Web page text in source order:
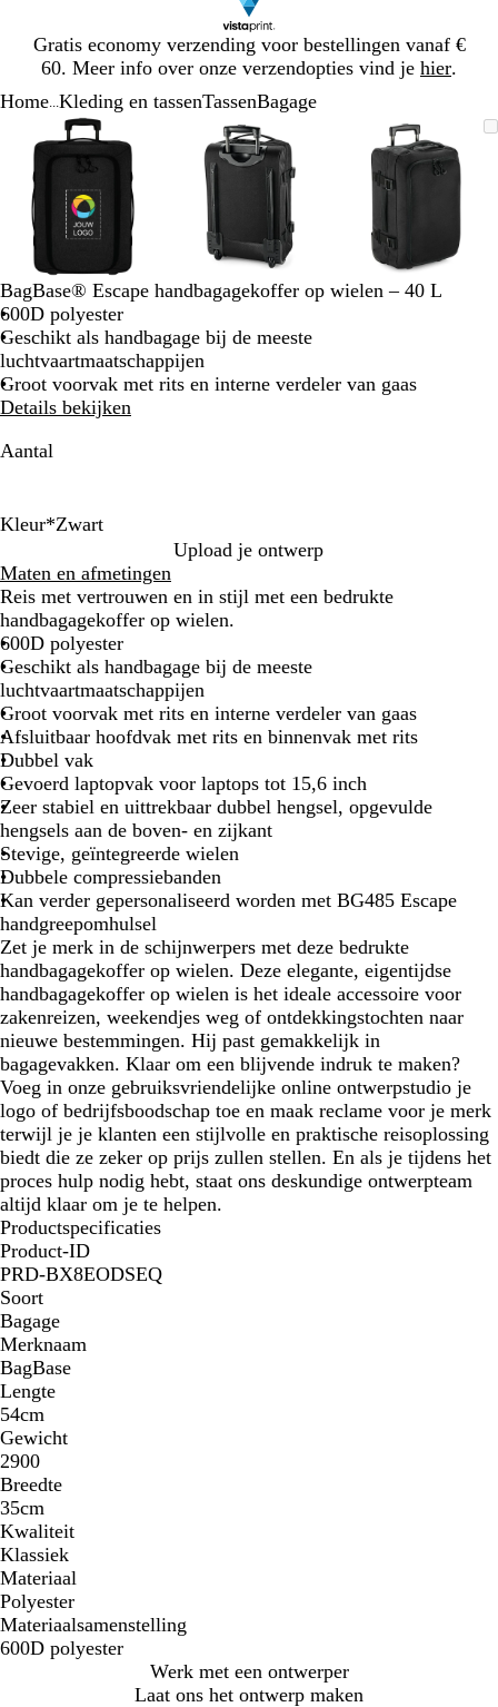
Gratis economy verzending voor bestellingen vanaf €
60. Meer info over onze verzendopties vind je hier.
1
Home Kleding en tassenTassenBagage
Zoombare
afbeelding
Gezoomd
tot
minimum
Klik
om
uit
te
vouwen
Gebruik
plus-
en
mintoetsen
om
te
zoomen
en
pijltjestoetsen
om
te
zwenken
Zoombare
afbeelding
Gezoomd
tot
minimum
Klik
om
uit
vouwen
Gebruik
plus-
en
mintoetsen
om
te
zoomen
en
om
zwenken
Zoombare
afbeelding
Gezoomd
tot
minimum
Klik
om
uit
Gebruik
plus-
en
zoomen
en
zwenken
BagBase® Escape handbagagekoffer op wielen – 40 L
600D polyester
Geschikt als handbagage bij de meeste
luchtvaartmaatschappijen
Groot voorvak met rits en interne verdeler van gaas
Details bekijken
Aantal
Kleur*Zwart
w
a
r
t
e
m
ê
l
e
e
r
d
g
r
i
j
s
Upload je ontwerp
Maten en afmetingen
Reis met vertrouwen en in stijl met een bedrukte
handbagagekoffer op wielen.
600D polyester
Geschikt als handbagage bij de meeste
luchtvaartmaatschappijen
Groot voorvak met rits en interne verdeler van gaas
Afsluitbaar hoofdvak met rits en binnenvak met rits
Dubbel vak
Gevoerd laptopvak voor laptops tot 15,6 inch
Zeer stabiel en uittrekbaar dubbel hengsel, opgevulde
hengsels aan de boven- en zijkant
Stevige, geïntegreerde wielen
Dubbele compressiebanden
Kan verder gepersonaliseerd worden met BG485 Escape
handgreepomhulsel
Zet je merk in de schijnwerpers met deze bedrukte
handbagagekoffer op wielen. Deze elegante, eigentijdse
handbagagekoffer op wielen is het ideale accessoire voor
zakenreizen, weekendjes weg of ontdekkingstochten naar
nieuwe bestemmingen. Hij past gemakkelijk in
bagagevakken. Klaar om een blijvende indruk te maken?
Voeg in onze gebruiksvriendelijke online ontwerpstudio je
logo of bedrijfsboodschap toe en maak reclame voor je merk
terwijl je je klanten een stijlvolle en praktische reisoplossing
biedt die ze zeker op prijs zullen stellen. En als je tijdens het
proces hulp nodig hebt, staat ons deskundige ontwerpteam
altijd klaar om je te helpen.
Productspecificaties
Product-ID
PRD-BX8EODSEQ
Soort
Bagage
Merknaam
BagBase
Lengte
54cm
Gewicht
2900
Breedte
35cm
Kwaliteit
Klassiek
Materiaal
Polyester
Materiaalsamenstelling
600D polyester
Werk met een ontwerper
Laat ons het ontwerp maken